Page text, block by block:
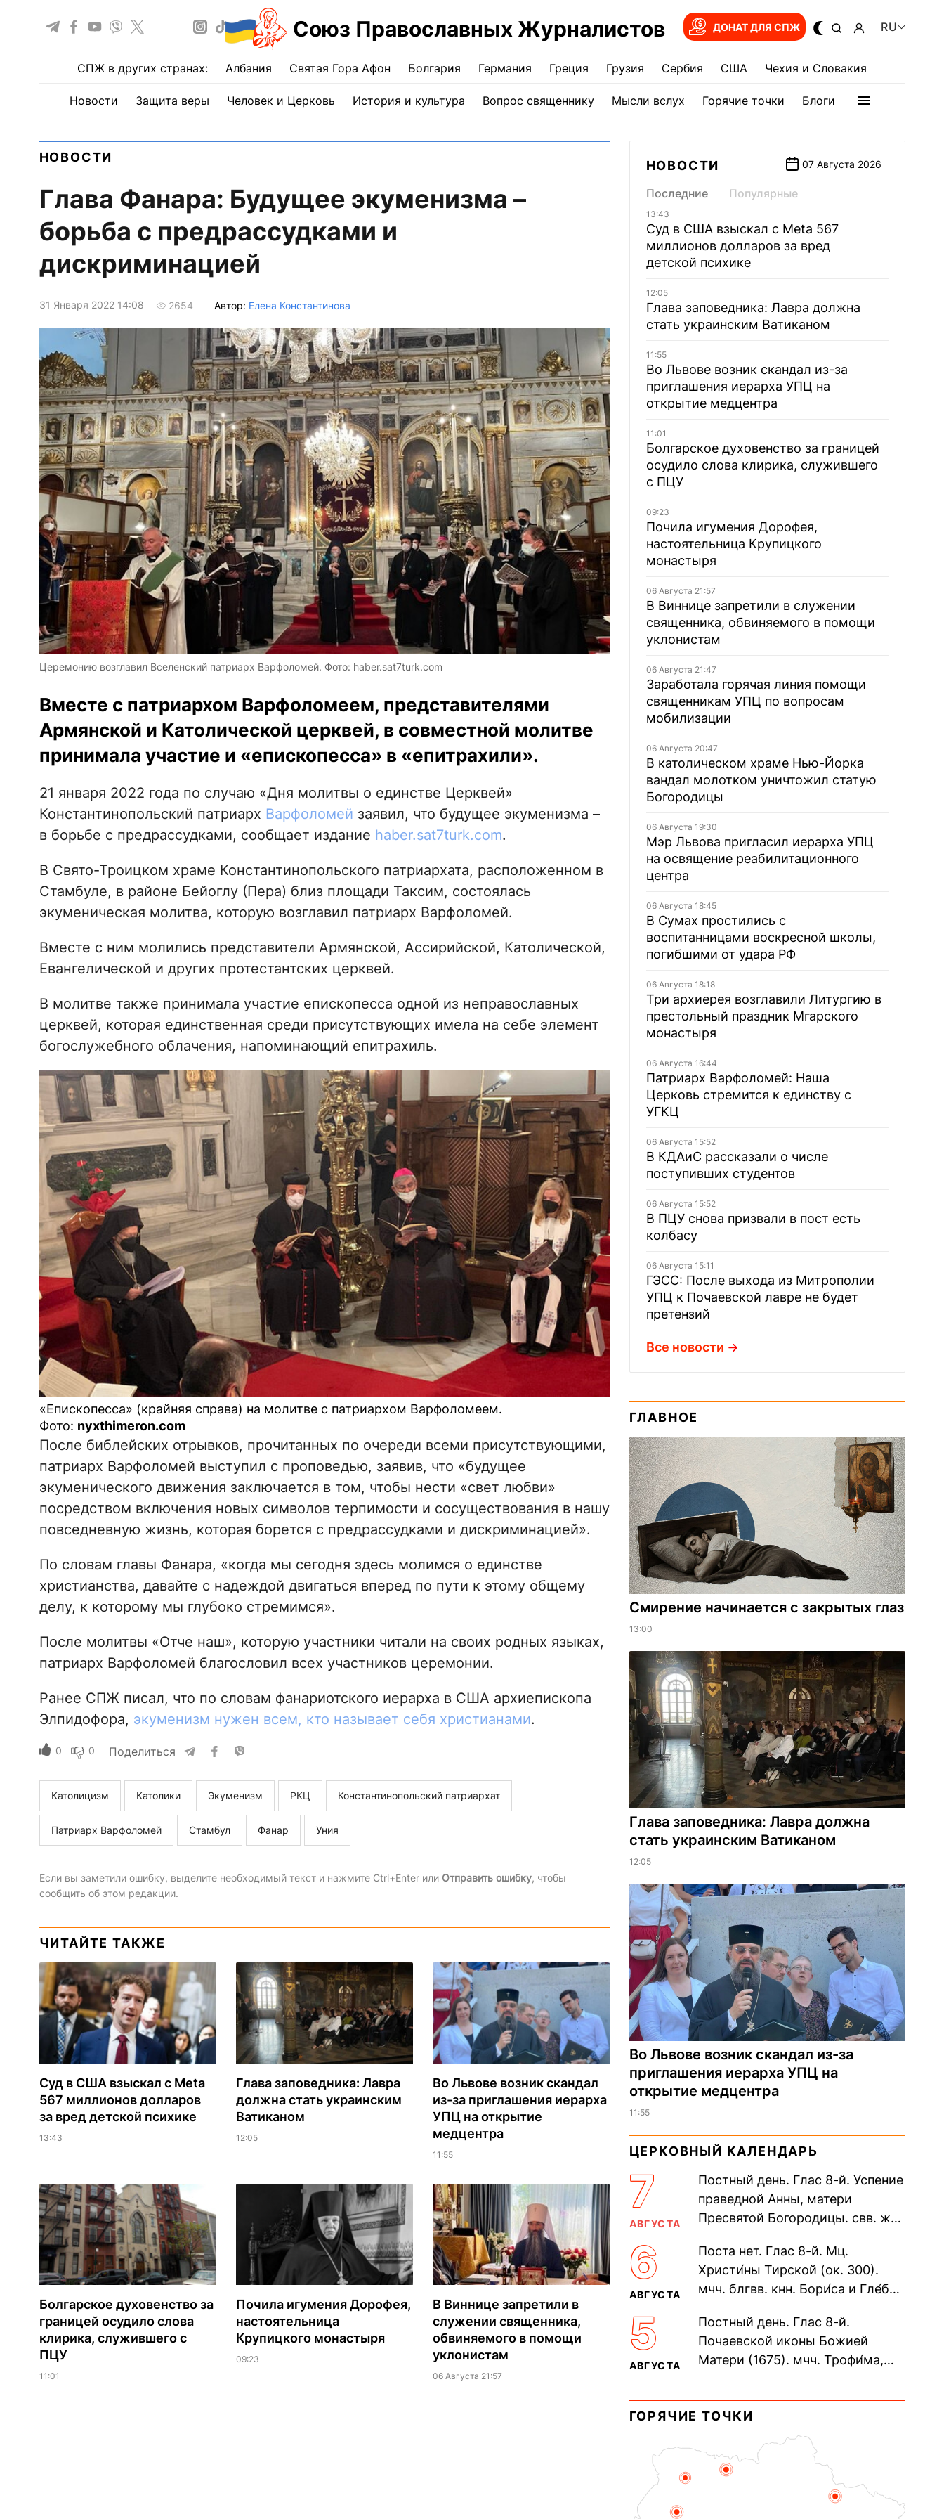
Союз Православных Журналистов ДОНАТ ДЛЯ СПЖ RU
СПЖ в других странах: Албания Святая Гора Афон Болгария Германия Греция Грузия Сербия США Чехия и Словакия
Новости Защита веры Человек и Церковь История и культура Вопрос священнику Мысли вслух Горячие точки Блоги
НОВОСТИ
Глава Фанара: Будущее экуменизма –
борьба с предрассудками и
дискриминацией
31 Января 2022 14:08 2654 Автор: Елена Константинова
Церемонию возглавил Вселенский патриарх Варфоломей. Фото: haber.sat7turk.com
Вместе с патриархом Варфоломеем, представителями
Армянской и Католической церквей, в совместной молитве
принимала участие и «епископесса» в «епитрахили».
21 января 2022 года по случаю «Дня молитвы о единстве Церквей»
Константинопольский патриарх Варфоломей заявил, что будущее экуменизма –
в борьбе с предрассудками, сообщает издание haber.sat7turk.com.
В Свято-Троицком храме Константинопольского патриархата, расположенном в
Стамбуле, в районе Бейоглу (Пера) близ площади Таксим, состоялась
экуменическая молитва, которую возглавил патриарх Варфоломей.
Вместе с ним молились представители Армянской, Ассирийской, Католической,
Евангелической и других протестантских церквей.
В молитве также принимала участие епископесса одной из неправославных
церквей, которая единственная среди присутствующих имела на себе элемент
богослужебного облачения, напоминающий епитрахиль.
«Епископесса» (крайняя справа) на молитве с патриархом Варфоломеем.
Фото: nyxthimeron.com
После библейских отрывков, прочитанных по очереди всеми присутствующими,
патриарх Варфоломей выступил с проповедью, заявив, что «будущее
экуменического движения заключается в том, чтобы нести «свет любви»
посредством включения новых символов терпимости и сосуществования в нашу
повседневную жизнь, которая борется с предрассудками и дискриминацией».
По словам главы Фанара, «когда мы сегодня здесь молимся о единстве
христианства, давайте с надеждой двигаться вперед по пути к этому общему
делу, к которому мы глубоко стремимся».
После молитвы «Отче наш», которую участники читали на своих родных языках,
патриарх Варфоломей благословил всех участников церемонии.
Ранее СПЖ писал, что по словам фанариотского иерарха в США архиепископа
Элпидофора, экуменизм нужен всем, кто называет себя христианами.
0 0 Поделиться
Католицизм Католики Экуменизм РКЦ Константинопольский патриархат
Патриарх Варфоломей Стамбул Фанар Уния
Если вы заметили ошибку, выделите необходимый текст и нажмите Ctrl+Enter или Отправить ошибку, чтобы
сообщить об этом редакции.
ЧИТАЙТЕ ТАКЖЕ
Суд в США взыскал с Meta
567 миллионов долларов
за вред детской психике
13:43
Глава заповедника: Лавра
должна стать украинским
Ватиканом
12:05
Во Львове возник скандал
из-за приглашения иерарха
УПЦ на открытие
медцентра
11:55
Болгарское духовенство за
границей осудило слова
клирика, служившего с
ПЦУ
11:01
Почила игумения Дорофея,
настоятельница
Крупицкого монастыря
09:23
В Виннице запретили в
служении священника,
обвиняемого в помощи
уклонистам
06 Августа 21:57
НОВОСТИ 07 Августа 2026
Последние Популярные
13:43
Суд в США взыскал с Meta 567
миллионов долларов за вред
детской психике
12:05
Глава заповедника: Лавра должна
стать украинским Ватиканом
11:55
Во Львове возник скандал из-за
приглашения иерарха УПЦ на
открытие медцентра
11:01
Болгарское духовенство за границей
осудило слова клирика, служившего
с ПЦУ
09:23
Почила игумения Дорофея,
настоятельница Крупицкого
монастыря
06 Августа 21:57
В Виннице запретили в служении
священника, обвиняемого в помощи
уклонистам
06 Августа 21:47
Заработала горячая линия помощи
священникам УПЦ по вопросам
мобилизации
06 Августа 20:47
В католическом храме Нью-Йорка
вандал молотком уничтожил статую
Богородицы
06 Августа 19:30
Мэр Львова пригласил иерарха УПЦ
на освящение реабилитационного
центра
06 Августа 18:45
В Сумах простились с
воспитанницами воскресной школы,
погибшими от удара РФ
06 Августа 18:18
Три архиерея возглавили Литургию в
престольный праздник Мгарского
монастыря
06 Августа 16:44
Патриарх Варфоломей: Наша
Церковь стремится к единству с
УГКЦ
06 Августа 15:52
В КДАиС рассказали о числе
поступивших студентов
06 Августа 15:52
В ПЦУ снова призвали в пост есть
колбасу
06 Августа 15:11
ГЭСС: После выхода из Митрополии
УПЦ к Почаевской лавре не будет
претензий
Все новости
ГЛАВНОЕ
Смирение начинается с закрытых глаз
13:00
Глава заповедника: Лавра должна
стать украинским Ватиканом
12:05
Во Львове возник скандал из-за
приглашения иерарха УПЦ на
открытие медцентра
11:55
ЦЕРКОВНЫЙ КАЛЕНДАРЬ
7
АВГУСТА
Постный день. Глас 8-й. Успение
праведной Анны, матери
Пресвятой Богородицы. свв. жен
прп. Евпракси́и девы,...
6
АВГУСТА
Поста нет. Глас 8-й. Мц.
Христи́ны Тирской (ок. 300).
мчч. блгвв. кнн. Бори́са и Гле́ба,
Дави́да (1015). Прп....
5
АВГУСТА
Постный день. Глас 8-й.
Почаевской иконы Божией
Матери (1675). мчч. Трофи́ма,
мучеников (284–305). прав.
воина Фео́дора...
ГОРЯЧИЕ ТОЧКИ